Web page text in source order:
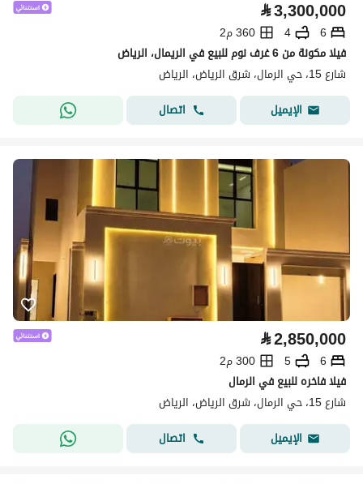
⃁3,300,000
6
4
360 م2
فيلا مكونة من 6 غرف نوم للبيع في الريمال، الرياض
شارع 15، حي الرمال، شرق الرياض، الرياض
الإيميل
اتصال
⃁2,850,000
6
5
300 م2
فيلا فاخره للبيع في الرمال
شارع 15، حي الرمال، شرق الرياض، الرياض
الإيميل
اتصال